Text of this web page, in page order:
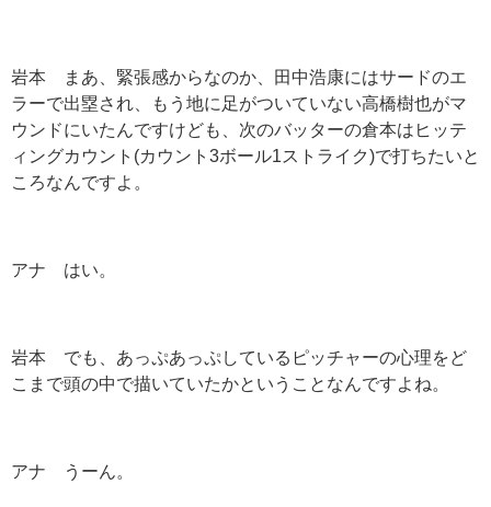
岩本 まあ、緊張感からなのか、田中浩康にはサードのエ
ラーで出塁され、もう地に足がついていない高橋樹也がマ
ウンドにいたんですけども、次のバッターの倉本はヒッテ
ィングカウント(カウント3ボール1ストライク)で打ちたいと
ころなんですよ。
アナ はい。
岩本 でも、あっぷあっぷしているピッチャーの心理をど
こまで頭の中で描いていたかということなんですよね。
アナ うーん。